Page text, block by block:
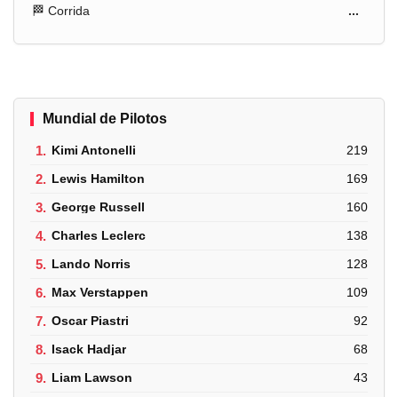
🏁 Corrida ...
Mundial de Pilotos
1. Kimi Antonelli 219
2. Lewis Hamilton 169
3. George Russell 160
4. Charles Leclerc 138
5. Lando Norris 128
6. Max Verstappen 109
7. Oscar Piastri 92
8. Isack Hadjar 68
9. Liam Lawson 43